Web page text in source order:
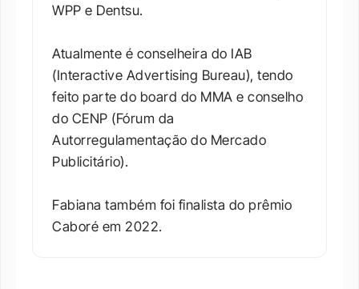
WPP e Dentsu.
Atualmente é conselheira do IAB
(Interactive Advertising Bureau), tendo
feito parte do board do MMA e conselho
do CENP (Fórum da
Autorregulamentação do Mercado
Publicitário).
Fabiana também foi finalista do prêmio
Caboré em 2022.